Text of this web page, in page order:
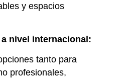
y espacios
nivel internacional:
tanto para
profesionales,